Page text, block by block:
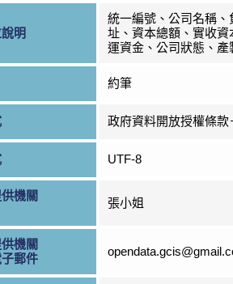
明
統一編號、公司名稱、
址、資本總額、實收資
運資金、公司狀態、產
約筆
政府資料開放授權條款
UTF-8
機關
張小姐
機關
郵件